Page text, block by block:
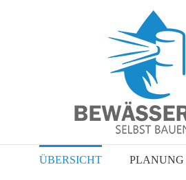
ÜBERSICHT PLANUNG